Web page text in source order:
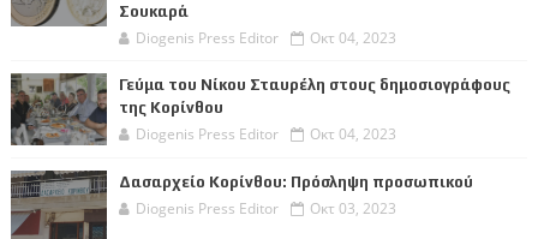
Σουκαρά
Diogenis Press Editor Οκτ 04, 2023
Γεύμα του Νίκου Σταυρέλη στους δημοσιογράφους
της Κορίνθου
Diogenis Press Editor Οκτ 04, 2023
Δασαρχείο Κορίνθου: Πρόσληψη προσωπικού
Diogenis Press Editor Οκτ 03, 2023